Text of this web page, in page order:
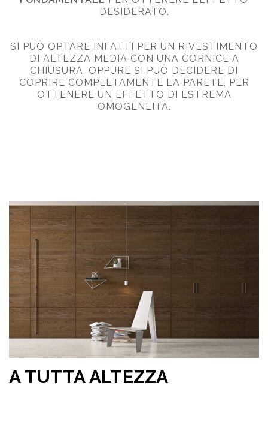
DESIDERATO.
SI PUÒ OPTARE INFATTI PER UN RIVESTIMENTO
DI ALTEZZA MEDIA CON UNA CORNICE A
CHIUSURA, OPPURE SI PUÒ DECIDERE DI
COPRIRE COMPLETAMENTE LA PARETE, PER
OTTENERE UN EFFETTO DI ESTREMA
OMOGENEITÀ.
A TUTTA ALTEZZA